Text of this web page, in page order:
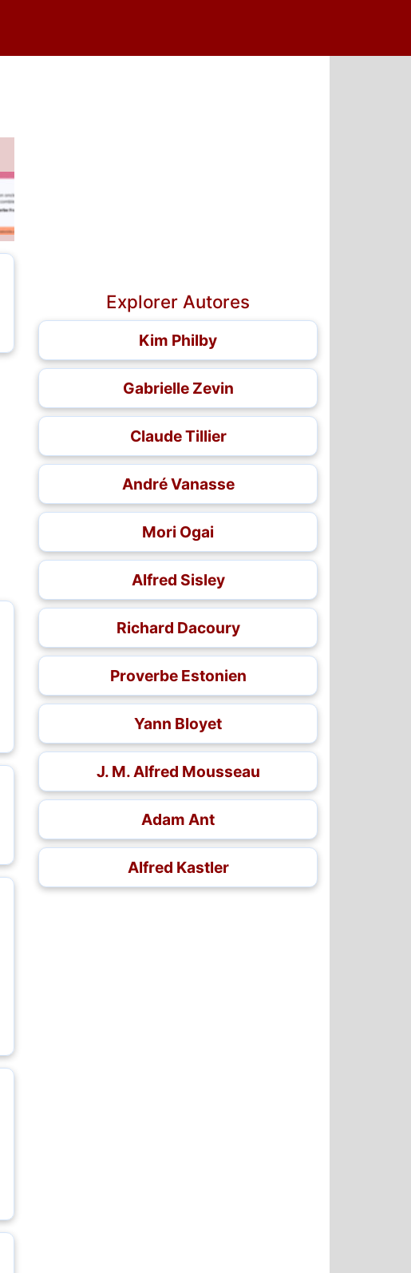
Explorer Autores
Kim Philby
Gabrielle Zevin
Claude Tillier
André Vanasse
Mori Ogai
Alfred Sisley
Richard Dacoury
Proverbe Estonien
Yann Bloyet
J. M. Alfred Mousseau
Adam Ant
Alfred Kastler